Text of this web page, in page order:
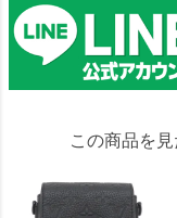
この商品を